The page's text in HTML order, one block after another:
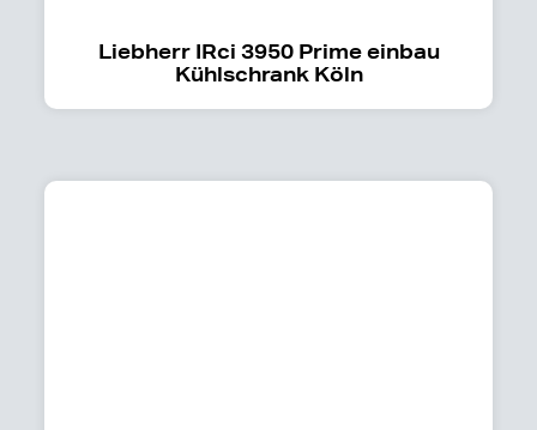
Liebherr IRci 3950 Prime einbau
Kühlschrank Köln